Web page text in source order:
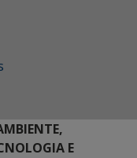
E